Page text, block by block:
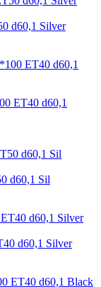
d60,1 Silver
ET40 d60,1
d60,1 Sil
d60,1 Silver